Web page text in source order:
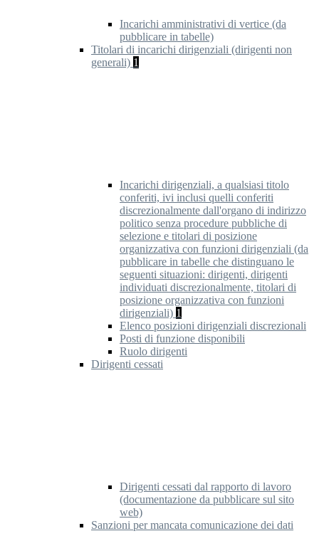
Incarichi amministrativi di vertice (da
pubblicare in tabelle)
Titolari di incarichi dirigenziali (dirigenti non
generali) 1
Incarichi dirigenziali, a qualsiasi titolo
conferiti, ivi inclusi quelli conferiti
discrezionalmente dall'organo di indirizzo
politico senza procedure pubbliche di
selezione e titolari di posizione
organizzativa con funzioni dirigenziali (da
pubblicare in tabelle che distinguano le
seguenti situazioni: dirigenti, dirigenti
individuati discrezionalmente, titolari di
posizione organizzativa con funzioni
dirigenziali) 1
Elenco posizioni dirigenziali discrezionali
Posti di funzione disponibili
Ruolo dirigenti
Dirigenti cessati
Dirigenti cessati dal rapporto di lavoro
(documentazione da pubblicare sul sito
web)
Sanzioni per mancata comunicazione dei dati